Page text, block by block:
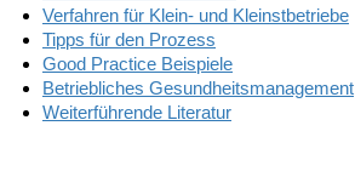
Verfahren für Klein- und Kleinstbetriebe
Tipps für den Prozess
Good Practice Beispiele
Betriebliches Gesundheitsmanagement
Weiterführende Literatur